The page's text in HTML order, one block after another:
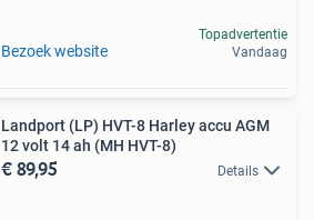
Bezoek website
Topadvertentie
Vandaag
Landport (LP) HVT-8 Harley accu AGM
12 volt 14 ah (MH HVT-8)
€ 89,95 Details